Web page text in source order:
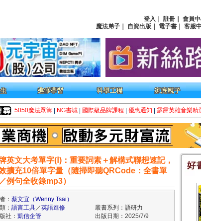
登入 註冊 會員
魔法弟子
自資出版 電子書 客服
5050魔法眾籌 NG書城 國際級品牌課程 優惠通知 霹靂英雄音樂精
英文大考單字(Ⅰ)：重要詞素＋解構式聯想速記，
擴充10倍單字量（隨掃即聽QRCode：全書單
例句全收錄mp3）
： 蔡文宜（Wenny Tsai）
： 語言工具／英語進修
叢書系列：語研力
社： 凱信企管
出版日期：2025/7/9